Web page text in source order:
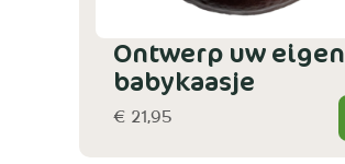
Ontwerp uw eigen
babykaasje
€ 21,95